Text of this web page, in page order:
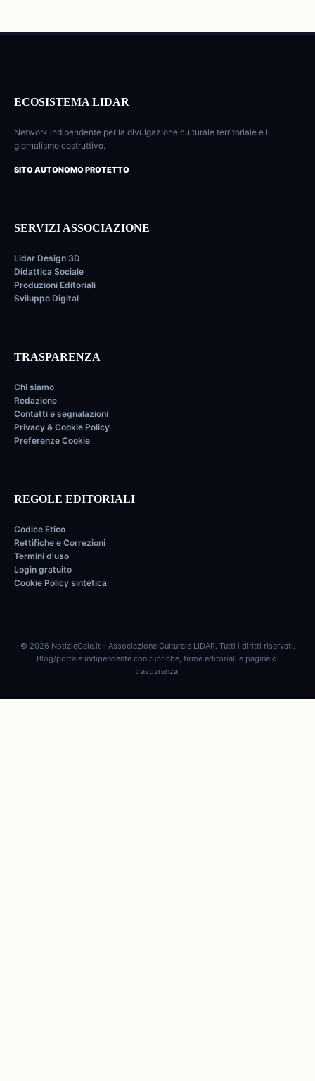
ECOSISTEMA LIDAR
Network indipendente per la divulgazione culturale territoriale e il
giornalismo costruttivo.
SITO AUTONOMO PROTETTO
SERVIZI ASSOCIAZIONE
Lidar Design 3D
Didattica Sociale
Produzioni Editoriali
Sviluppo Digital
TRASPARENZA
Chi siamo
Redazione
Contatti e segnalazioni
Privacy & Cookie Policy
Preferenze Cookie
REGOLE EDITORIALI
Codice Etico
Rettifiche e Correzioni
Termini d'uso
Login gratuito
Cookie Policy sintetica
© 2026 NotizieGaie.it - Associazione Culturale LIDAR. Tutti i diritti riservati.
Blog/portale indipendente con rubriche, firme editoriali e pagine di
trasparenza.